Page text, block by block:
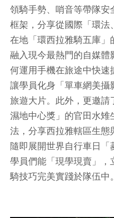
領騎手勢、哨音等帶隊安
框架，分享從國際「環法
在地「環西拉雅騎五庫」
融入現今最熱門的自媒體
何運用手機在旅途中快速
讓學員化身「單車網美攝
旅遊大片。此外，更邀請
濕地中心獎」的官田水雉
法，分享西拉雅轄區生態
隨即展開世界自行車日
學員們能「現學現賣」，
騎技巧完美實踐於隊伍中。